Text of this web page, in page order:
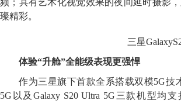
频；具有艺术化视觉效果的夜间延时摄影
璨精彩。
三星
体验“升舱”全能级表现更强悍
作为三星旗下首款全系搭载双模5G技
5G以及Galaxy S20 Ultra 5G三款机型均